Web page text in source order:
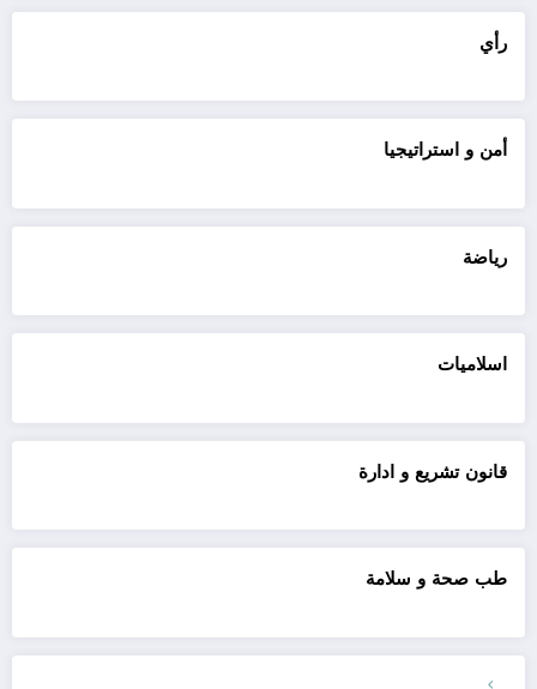
رأي
أمن و استراتيجيا
رياضة
اسلاميات
قانون تشريع و ادارة
طب صحة و سلامة